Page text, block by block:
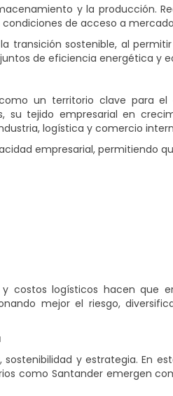
y la producción.
de acceso a
transición sostenible, al
de eficiencia energética y
un territorio clave para el
su tejido empresarial en
logística y comercio
empresarial, permitiendo
costos logísticos hacen que
mejor el riesgo,
y estrategia. En
como Santander emergen